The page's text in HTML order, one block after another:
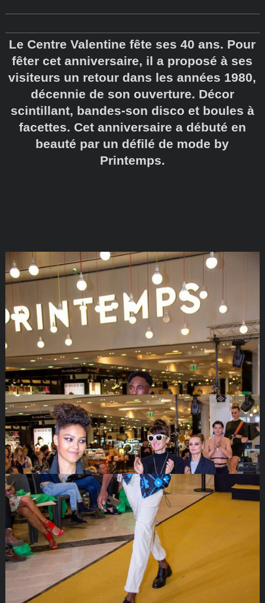
Le Centre Valentine fête ses 40 ans. Pour
fêter cet anniversaire, il a proposé à ses
visiteurs un retour dans les années 1980,
décennie de son ouverture. Décor
scintillant, bandes-son disco et boules à
facettes. Cet anniversaire a débuté en
beauté par un défilé de mode by
Printemps.